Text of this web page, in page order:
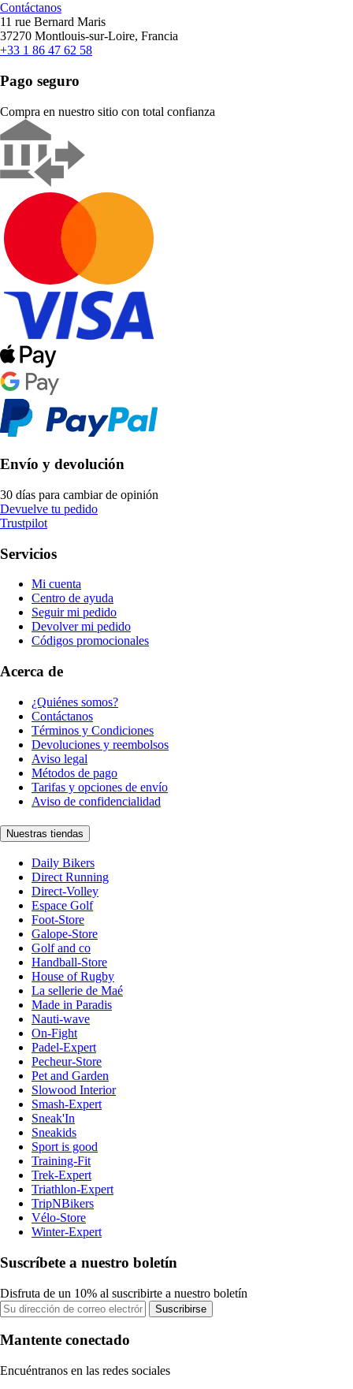
Contáctanos
11 rue Bernard Maris
37270 Montlouis-sur-Loire, Francia
+33 1 86 47 62 58
Pago seguro
Compra en nuestro sitio con total confianza
Envío y devolución
30 días para cambiar de opinión
Devuelve tu pedido
Trustpilot
Servicios
Mi cuenta
Centro de ayuda
Seguir mi pedido
Devolver mi pedido
Códigos promocionales
Acerca de
¿Quiénes somos?
Contáctanos
Términos y Condiciones
Devoluciones y reembolsos
Aviso legal
Métodos de pago
Tarifas y opciones de envío
Aviso de confidencialidad
Nuestras tiendas
Daily Bikers
Direct Running
Direct-Volley
Espace Golf
Foot-Store
Galope-Store
Golf and co
Handball-Store
House of Rugby
La sellerie de Maé
Made in Paradis
Nauti-wave
On-Fight
Padel-Expert
Pecheur-Store
Pet and Garden
Slowood Interior
Smash-Expert
Sneak'In
Sneakids
Sport is good
Training-Fit
Trek-Expert
Triathlon-Expert
TripNBikers
Vélo-Store
Winter-Expert
Suscríbete a nuestro boletín
Disfruta de un 10% al suscribirte a nuestro boletín
Suscribirse
Mantente conectado
Encuéntranos en las redes sociales